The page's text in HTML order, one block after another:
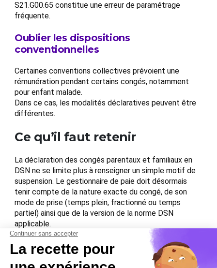
S21.G00.65 constitue une erreur de paramétrage
fréquente.
Oublier les dispositions
conventionnelles
Certaines conventions collectives prévoient une
rémunération pendant certains congés, notamment
pour enfant malade.
Dans ce cas, les modalités déclaratives peuvent être
différentes.
Ce qu’il faut retenir
La déclaration des congés parentaux et familiaux en
DSN ne se limite plus à renseigner un simple motif de
suspension. Le gestionnaire de paie doit désormais
tenir compte de la nature exacte du congé, de son
mode de prise (temps plein, fractionné ou temps
partiel) ainsi que de la version de la norme DSN
applicable.
Avec la généralisation du bloc
S21.G00.75
plusieurs congés pris à temps partiel, les entreprises
ont tout intérêt à vérifier le paramétrage de leur